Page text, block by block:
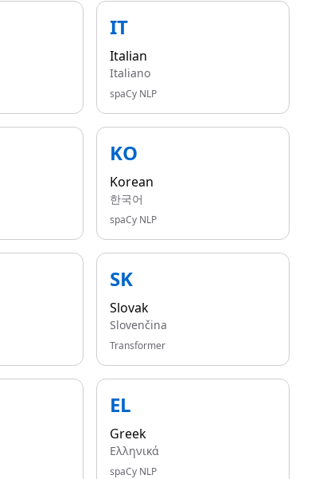
IT
Italian
Italiano
spaCy NLP
KO
Korean
한국어
spaCy NLP
SK
Slovak
Slovenčina
Transformer
EL
Greek
Ελληνικά
spaCy NLP